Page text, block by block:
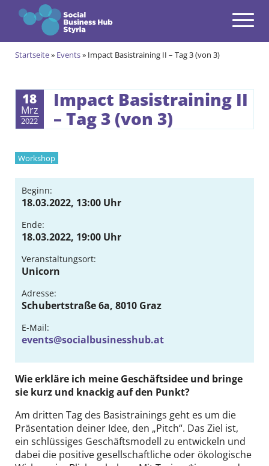
Angebote open
Gründungsprogramm
Community
Events & News
Über uns
Kontakt
Startseite» Events» Impact Basistraining II – Tag 3 (von 3)
18
Mrz
2022
Impact Basistraining II
– Tag 3 (von 3)
Workshop
Beginn:
18.03.2022, 13:00 Uhr
Ende:
18.03.2022, 19:00 Uhr
Veranstaltungsort:
Unicorn
Adresse:
Schubertstraße 6a, 8010 Graz
E-Mail:
events@socialbusinesshub.at
Wie erkläre ich meine Geschäftsidee und bringe
sie kurz und knackig auf den Punkt?
Am dritten Tag des Basistrainings geht es um die
Präsentation deiner Idee, den „Pitch“. Das Ziel ist,
ein schlüssiges Geschäftsmodell zu entwickeln und
dabei die positive gesellschaftliche oder ökologische